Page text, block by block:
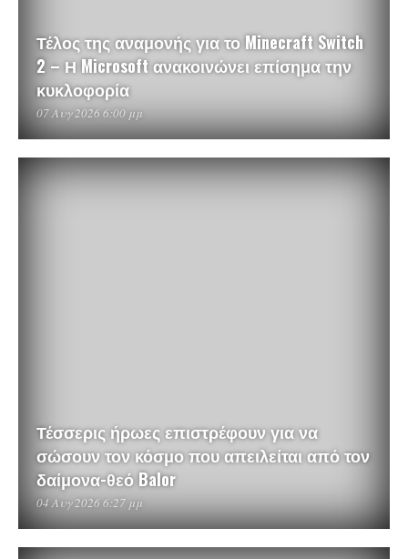
Τέλος της αναμονής για το Minecraft Switch
2 – Η Microsoft ανακοινώνει επίσημα την
κυκλοφορία
07 Αυγ 2026 6:00 μμ
Τέσσερις ήρωες επιστρέφουν για να
σώσουν τον κόσμο που απειλείται από τον
δαίμονα-θεό Balor
04 Αυγ 2026 6:27 μμ